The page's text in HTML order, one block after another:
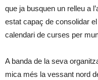
que ja busquen un relleu a
estat capaç de consolidar
calendari de curses per
A banda de la seva
mica més la vessant nord